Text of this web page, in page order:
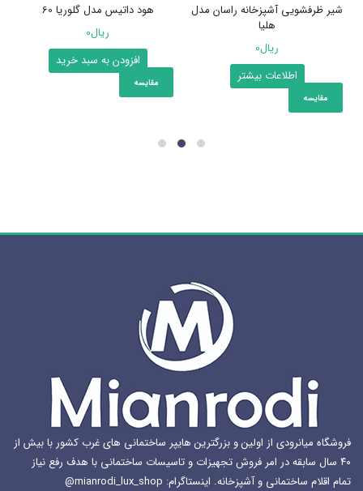
شیر ظرفشویی آشپزخانه راسان مدل
هلیا
ریال0
اطلاعات بیشتر
مقایسه
هود داتیس مدل گلوریا 60
ریال0
افزودن به سبد خرید
مقایسه
فروشگاه میانرودی از اولین و بزرگترین هایپر ساختمانی های غرب کشور با بیش از
۴۰ سال سابقه در امر فروش تجهیزات و تاسیسات ساختمانی با هدف رفع نیاز
تمام اقلام ساختمانی و آشپزخانه. اینستاگرام: mianrodi_lux_shop@